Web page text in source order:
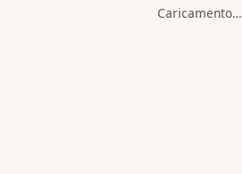
Caricamento…